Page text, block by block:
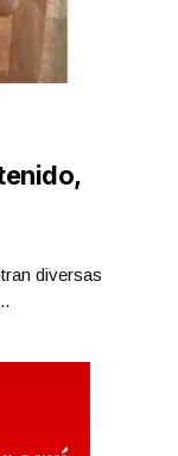
diversas